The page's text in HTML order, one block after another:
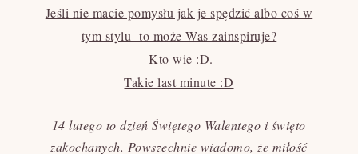
Jeśli nie macie pomysłu jak je spędzić albo coś w
tym stylu to może Was zainspiruje?
Kto wie :D.
Takie last minute :D
14 lutego to dzień Świętego Walentego i święto
zakochanych. Powszechnie wiadomo, że miłość